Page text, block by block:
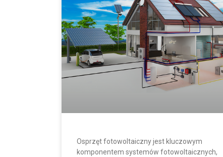
Osprzęt fotowoltaiczny jest kluczowym
komponentem systemów fotowoltaicznych,